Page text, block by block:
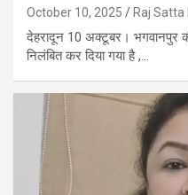
October 10, 2025 Raj Satta
देहरादून 10 अक्टूबर। भगवानपुर
निलंबित कर दिया गया है ,…